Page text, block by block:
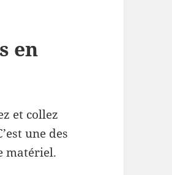
en
et collez
une des
matériel.